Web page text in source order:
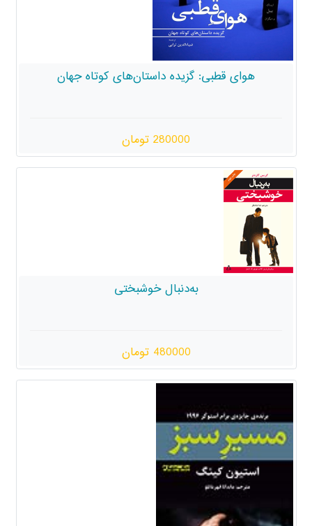
هوای قطبی: گزیده داستان‌های کوتاه جهان
280000 تومان
به‌دنبال خوشبختی
480000 تومان